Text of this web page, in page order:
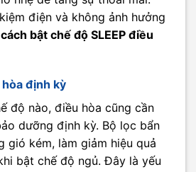
điện và không ảnh hưởng
cách bật chế độ SLEEP điều
định kỳ
độ nào, điều hòa cũng cần
dưỡng định kỳ. Bộ lọc bẩn
gió kém, làm giảm hiệu quả
bật chế độ ngủ. Đây là yếu